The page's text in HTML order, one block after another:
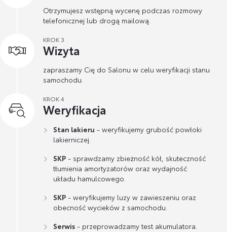
Otrzymujesz wstępną wycenę podczas rozmowy
telefonicznej lub drogą mailową.
KROK 3
Wizyta
zapraszamy Cię do Salonu w celu weryfikacji stanu
samochodu.
KROK 4
Weryfikacja
Stan lakieru - weryfikujemy grubość powłoki
lakierniczej.
SKP - sprawdzamy zbieżność kół, skuteczność
tłumienia amortyzatorów oraz wydajność
układu hamulcowego.
SKP - weryfikujemy luzy w zawieszeniu oraz
obecność wycieków z samochodu.
Serwis - przeprowadzamy test akumulatora.